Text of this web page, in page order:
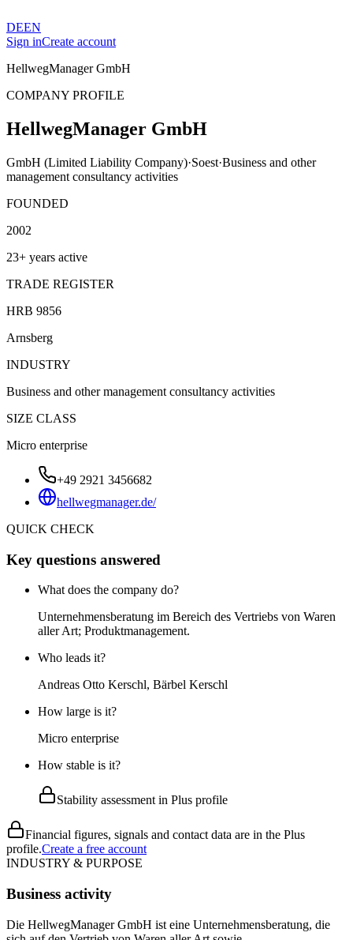
DEEN
Sign inCreate account
HellwegManager GmbH
COMPANY PROFILE
HellwegManager GmbH
GmbH (Limited Liability Company)·Soest·Business and other
management consultancy activities
FOUNDED
2002
23+ years active
TRADE REGISTER
HRB 9856
Arnsberg
INDUSTRY
Business and other management consultancy activities
SIZE CLASS
Micro enterprise
+49 2921 3456682
hellwegmanager.de/
QUICK CHECK
Key questions answered
What does the company do?
Unternehmensberatung im Bereich des Vertriebs von Waren
aller Art; Produktmanagement.
Who leads it?
Andreas Otto Kerschl, Bärbel Kerschl
How large is it?
Micro enterprise
How stable is it?
Stability assessment in Plus profile
Financial figures, signals and contact data are in the Plus
profile.Create a free account
INDUSTRY & PURPOSE
Business activity
Die HellwegManager GmbH ist eine Unternehmensberatung, die